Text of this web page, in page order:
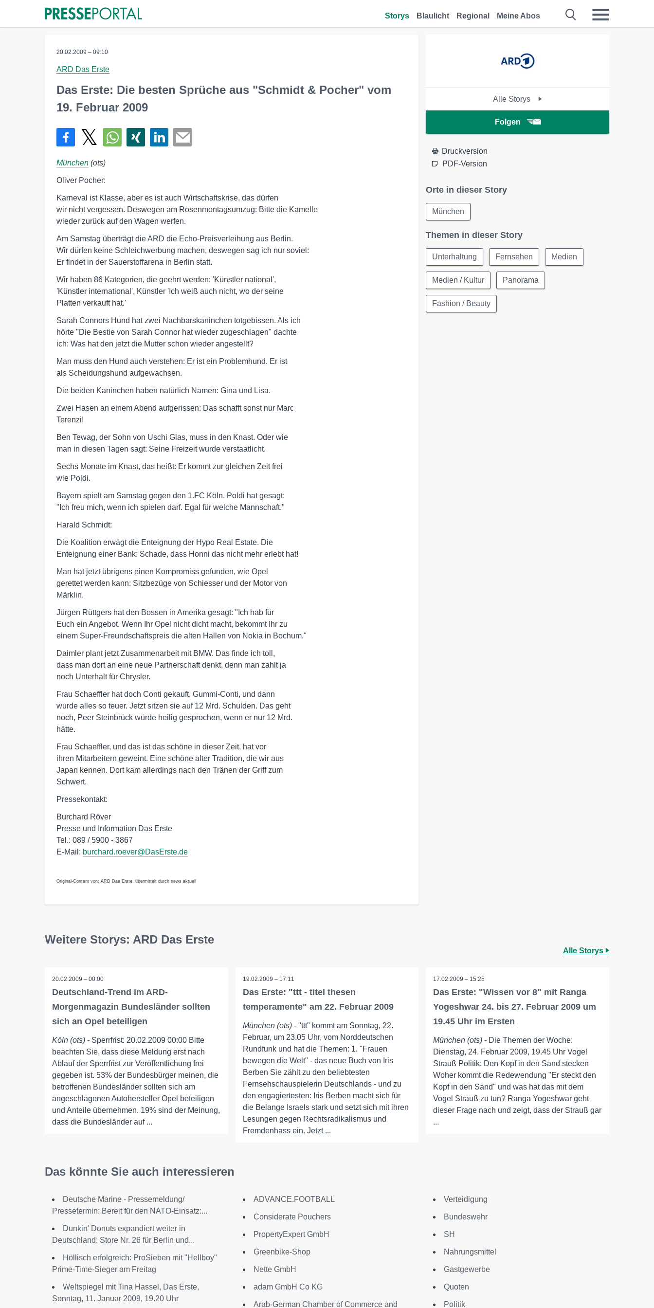
Storys Blaulicht Regional Meine Abos
20.02.2009 – 09:10
ARD Das Erste
Das Erste: Die besten Sprüche aus "Schmidt & Pocher" vom
19. Februar 2009
München (ots)
Oliver Pocher:
Karneval ist Klasse, aber es ist auch Wirtschaftskrise, das dürfen
wir nicht vergessen. Deswegen am Rosenmontagsumzug: Bitte die Kamelle
wieder zurück auf den Wagen werfen.
Am Samstag überträgt die ARD die Echo-Preisverleihung aus Berlin.
Wir dürfen keine Schleichwerbung machen, deswegen sag ich nur soviel:
Er findet in der Sauerstoffarena in Berlin statt.
Wir haben 86 Kategorien, die geehrt werden: 'Künstler national',
'Künstler international', Künstler 'Ich weiß auch nicht, wo der seine
Platten verkauft hat.'
Sarah Connors Hund hat zwei Nachbarskaninchen totgebissen. Als ich
hörte "Die Bestie von Sarah Connor hat wieder zugeschlagen" dachte
ich: Was hat den jetzt die Mutter schon wieder angestellt?
Man muss den Hund auch verstehen: Er ist ein Problemhund. Er ist
als Scheidungshund aufgewachsen.
Die beiden Kaninchen haben natürlich Namen: Gina und Lisa.
Zwei Hasen an einem Abend aufgerissen: Das schafft sonst nur Marc
Terenzi!
Ben Tewag, der Sohn von Uschi Glas, muss in den Knast. Oder wie
man in diesen Tagen sagt: Seine Freizeit wurde verstaatlicht.
Sechs Monate im Knast, das heißt: Er kommt zur gleichen Zeit frei
wie Poldi.
Bayern spielt am Samstag gegen den 1.FC Köln. Poldi hat gesagt:
"Ich freu mich, wenn ich spielen darf. Egal für welche Mannschaft."
Harald Schmidt:
Die Koalition erwägt die Enteignung der Hypo Real Estate. Die
Enteignung einer Bank: Schade, dass Honni das nicht mehr erlebt hat!
Man hat jetzt übrigens einen Kompromiss gefunden, wie Opel
gerettet werden kann: Sitzbezüge von Schiesser und der Motor von
Märklin.
Jürgen Rüttgers hat den Bossen in Amerika gesagt: "Ich hab für
Euch ein Angebot. Wenn Ihr Opel nicht dicht macht, bekommt Ihr zu
einem Super-Freundschaftspreis die alten Hallen von Nokia in Bochum."
Daimler plant jetzt Zusammenarbeit mit BMW. Das finde ich toll,
dass man dort an eine neue Partnerschaft denkt, denn man zahlt ja
noch Unterhalt für Chrysler.
Frau Schaeffler hat doch Conti gekauft, Gummi-Conti, und dann
wurde alles so teuer. Jetzt sitzen sie auf 12 Mrd. Schulden. Das geht
noch, Peer Steinbrück würde heilig gesprochen, wenn er nur 12 Mrd.
hätte.
Frau Schaeffler, und das ist das schöne in dieser Zeit, hat vor
ihren Mitarbeitern geweint. Eine schöne alter Tradition, die wir aus
Japan kennen. Dort kam allerdings nach den Tränen der Griff zum
Schwert.
Pressekontakt:
Burchard Röver
Presse und Information Das Erste
Tel.: 089 / 5900 - 3867
E-Mail: burchard.roever@DasErste.de
Original-Content von: ARD Das Erste, übermittelt durch news aktuell
Alle Storys
Folgen
Druckversion
PDF-Version
Orte in dieser Story
München
Themen in dieser Story
Unterhaltung Fernsehen Medien
Medien / Kultur Panorama
Fashion / Beauty
Weitere Storys: ARD Das Erste
Alle Storys
20.02.2009 – 00:00
Deutschland-Trend im ARD-
Morgenmagazin Bundesländer sollten
sich an Opel beteiligen
Köln (ots) - Sperrfrist: 20.02.2009 00:00 Bitte
beachten Sie, dass diese Meldung erst nach
Ablauf der Sperrfrist zur Veröffentlichung frei
gegeben ist. 53% der Bundesbürger meinen, die
betroffenen Bundesländer sollten sich am
angeschlagenen Autohersteller Opel beteiligen
und Anteile übernehmen. 19% sind der Meinung,
dass die Bundesländer auf ...
19.02.2009 – 17:11
Das Erste: "ttt - titel thesen
temperamente" am 22. Februar 2009
München (ots)- "ttt" kommt am Sonntag, 22.
Februar, um 23.05 Uhr, vom Norddeutschen
Rundfunk und hat die Themen: 1. "Frauen
bewegen die Welt" - das neue Buch von Iris
Berben Sie zählt zu den beliebtesten
Fernsehschauspielerin Deutschlands - und zu
den engagiertesten: Iris Berben macht sich für
die Belange Israels stark und setzt sich mit ihren
Lesungen gegen Rechtsradikalismus und
Fremdenhass ein. Jetzt ...
17.02.2009 – 15:25
Das Erste: "Wissen vor 8" mit Ranga
Yogeshwar 24. bis 27. Februar 2009 um
19.45 Uhr im Ersten
München (ots) - Die Themen der Woche:
Dienstag, 24. Februar 2009, 19.45 Uhr Vogel
Strauß Politik: Den Kopf in den Sand stecken
Woher kommt die Redewendung "Er steckt den
Kopf in den Sand" und was hat das mit dem
Vogel Strauß zu tun? Ranga Yogeshwar geht
dieser Frage nach und zeigt, dass der Strauß gar
...
Das könnte Sie auch interessieren
Deutsche Marine - Pressemeldung/
Pressetermin: Bereit für den NATO-Einsatz:...
Dunkin' Donuts expandiert weiter in
Deutschland: Store Nr. 26 für Berlin und...
Höllisch erfolgreich: ProSieben mit "Hellboy"
Prime-Time-Sieger am Freitag
Weltspiegel mit Tina Hassel, Das Erste,
Sonntag, 11. Januar 2009, 19.20 Uhr
ADVANCE.FOOTBALL
Considerate Pouchers
PropertyExpert GmbH
Greenbike-Shop
Nette GmbH
adam GmbH Co KG
Arab-German Chamber of Commerce and
Verteidigung
Bundeswehr
SH
Nahrungsmittel
Gastgewerbe
Quoten
Politik